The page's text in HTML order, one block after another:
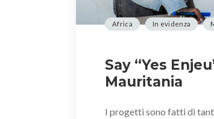
Africa In evidenza
Say “Yes
Mauritania
I progetti sono fatti di